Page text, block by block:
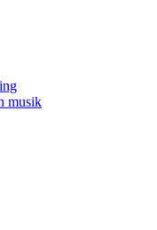
musik